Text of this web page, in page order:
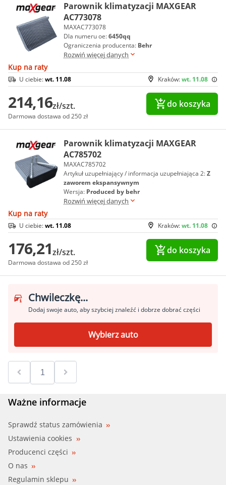
Parownik klimatyzacji MAXGEAR
AC773078
MAXAC773078
Dla numeru oe:6450qq
Ograniczenia producenta: Behr
Rozwiń więcej danych
Kup na raty
Kraków:wt. 11.08
U ciebie:wt. 11.08
214,16zł/szt.
Darmowa dostawa od 250 zł
do koszyka
Parownik klimatyzacji MAXGEAR
AC785702
MAXAC785702
Artykuł uzupełniający / informacja uzupełniająca 2:Z
zaworem ekspansywnym
Wersja: Produced by behr
Rozwiń więcej danych
Kup na raty
Kraków:wt. 11.08
U ciebie:wt. 11.08
176,21zł/szt.
Darmowa dostawa od 250 zł
do koszyka
Chwileczkę...
Dodaj swoje auto, aby szybciej znaleźć i dobrze dobrać części
Wybierz auto
Ważne informacje
Sprawdź status zamówienia
Ustawienia cookies
Producenci części
O nas
Regulamin sklepu